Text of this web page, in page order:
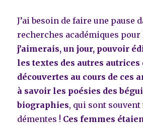
J’ai besoin de faire une pause
recherches académiques
j’aimerais, un jour, pouvoir
les textes des autres autrices
découvertes au cours de ces
à savoir les poésies des
biographies, qui sont
démentes ! Ces femmes